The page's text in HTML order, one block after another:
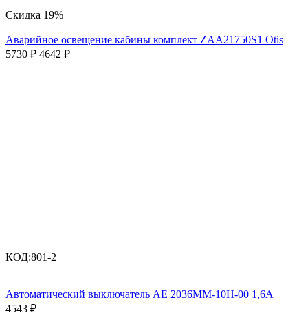
Скидка 19%
Аварийное освещение кабины комплект ZAA21750S1 Otis
5730 ₽ 4642 ₽
КОД:801-2
Автоматический выключатель АЕ 2036ММ-10Н-00 1,6А
4543 ₽